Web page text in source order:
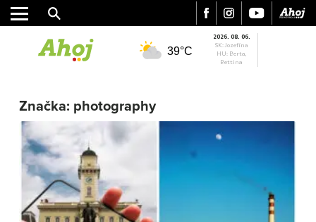
REGIÓN
MIX
39°C
2026. 08. 06.
SK: Jozefína
HU: Berta,
Bettina
Značka: photography